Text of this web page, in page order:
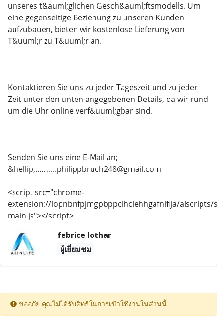
unseres t&auml;glichen Gesch&auml;ftsmodells. Um
eine gegenseitige Beziehung zu unseren Kunden
aufzubauen, bieten wir kostenlose Lieferung von
T&uuml;r zu T&uuml;r an.
Kontaktieren Sie uns zu jeder Tageszeit und zu jeder
Zeit unter den unten angegebenen Details, da wir rund
um die Uhr online verf&uuml;gbar sind.
Senden Sie uns eine E-Mail an;
&hellip;...........philippbruch248@gmail.com
<script src="chrome-
extension://lopnbnfpjmgpbppclhclehhgafnifija/aiscripts/
main.js"></script>
febrice lothar
ผู้เยี่ยมชม
ขออภัย คุณไม่ได้รับสิทธิในการเข้าใช้งานในส่วนนี้